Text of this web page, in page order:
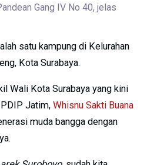
Gang IV No 40, jelas
satu kampung di Kelurahan
Kota Surabaya.
Wali Kota Surabaya yang kini
Jatim, Whisnu Sakti Buana
muda bangga dengan